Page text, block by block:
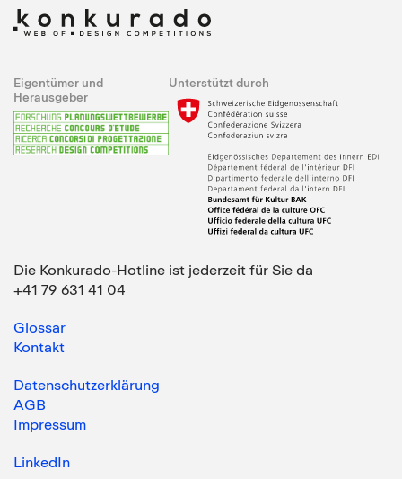
Eigentümer und
Herausgeber
Unterstützt durch
Die Konkurado-Hotline ist jederzeit für Sie da
+41 79 631 41 04
Glossar
Kontakt
Datenschutzerklärung
AGB
Impressum
LinkedIn